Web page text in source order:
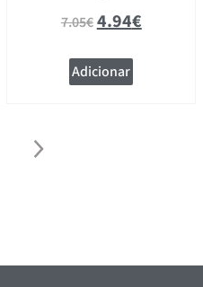
7.05€4.94€
Adicionar